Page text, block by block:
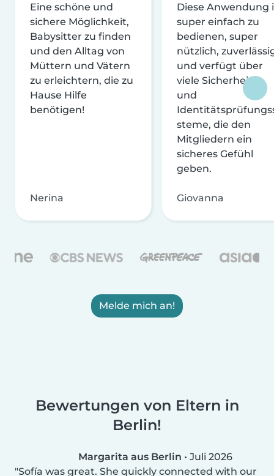
Eine schöne und
sichere Möglichkeit,
Babysitter zu finden
und den Alltag von
Müttern und Vätern
zu erleichtern, die zu
Hause Hilfe
benötigen!
Nerina
Diese Anwendung
super einfach zu
bedienen, super
nützlich,
und verfügt über
viele Sicherheits-
und
steme, die den
Mitgliedern ein
sicheres Gefühl
geben.
Giovanna
Melde mich an!
Bewertungen von Eltern in
Berlin!
Margarita aus Berlin • Juli 2026
Sofía was great. She quickly connected with our